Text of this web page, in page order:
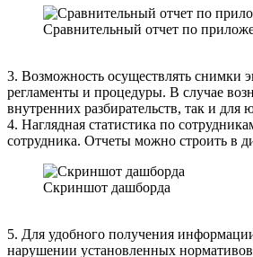
Сравнительный отчет по
3. Возможность осуществлять снимки
регламенты и процедуры. В случае
внутренних разбирательств, так и для
4. Наглядная статистика по
сотрудника. Отчеты можно строить в
Скриншот дашборда
5. Для удобного получения
нарушении установленных